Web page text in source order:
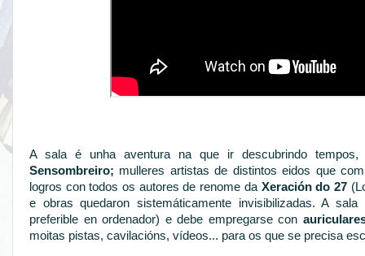
A sala é unha aventura na que ir descubrindo
Sensombreiro; mulleres artistas de distintos eidos que
logros con todos os autores de renome da Xeración do 27
e obras quedaron sistemáticamente invisibilizadas. A
preferible en ordenador) e debe empregarse con
moitas pistas, cavilacións, vídeos... para os que se precisa